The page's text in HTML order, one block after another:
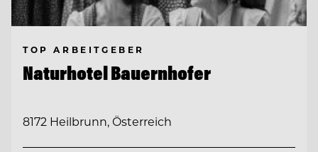
TOP ARBEITGEBER
Naturhotel Bauernhofer
8172 Heilbrunn, Österreich